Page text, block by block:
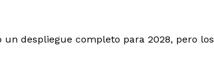
despliegue completo para 2028, pero